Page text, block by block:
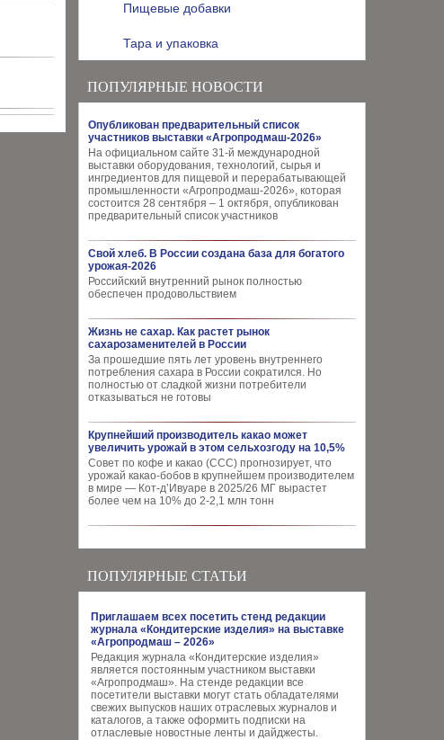
Пищевые добавки
Тара и упаковка
ПОПУЛЯРНЫЕ НОВОСТИ
Опубликован предварительный список
участников выставки «Агропродмаш-2026»
На официальном сайте 31-й международной
выставки оборудования, технологий, сырья и
ингредиентов для пищевой и перерабатывающей
промышленности «Агропродмаш-2026», которая
состоится 28 сентября – 1 октября, опубликован
предварительный список участников
Свой хлеб. В России создана база для богатого
урожая-2026
Российский внутренний рынок полностью
обеспечен продовольствием
Жизнь не сахар. Как растет рынок
сахарозаменителей в России
За прошедшие пять лет уровень внутреннего
потребления сахара в России сократился. Но
полностью от сладкой жизни потребители
отказываться не готовы
Крупнейший производитель какао может
увеличить урожай в этом сельхозгоду на 10,5%
Совет по кофе и какао (CCC) прогнозирует, что
урожай какао-бобов в крупнейшем производителем
в мире — Кот-д’Ивуаре в 2025/26 МГ вырастет
более чем на 10% до 2-2,1 млн тонн
ПОПУЛЯРНЫЕ СТАТЬИ
Приглашаем всех посетить стенд редакции
журнала «Кондитерские изделия» на выставке
«Агропродмаш – 2026»
Редакция журнала «Кондитерские изделия»
является постоянным участником выставки
«Агропродмаш». На стенде редакции все
посетители выставки могут стать обладателями
свежих выпусков наших отраслевых журналов и
каталогов, а также оформить подписки на
отласлевые новостные ленты и дайджесты.